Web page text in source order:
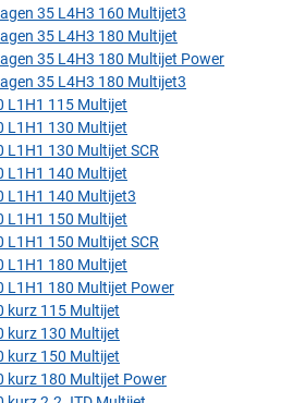
35 L4H3 160 Multijet3
35 L4H3 180 Multijet
35 L4H3 180 Multijet Power
35 L4H3 180 Multijet3
L1H1 115 Multijet
L1H1 130 Multijet
L1H1 130 Multijet SCR
L1H1 140 Multijet
L1H1 140 Multijet3
L1H1 150 Multijet
L1H1 150 Multijet SCR
L1H1 180 Multijet
L1H1 180 Multijet Power
kurz 115 Multijet
kurz 130 Multijet
kurz 150 Multijet
kurz 180 Multijet Power